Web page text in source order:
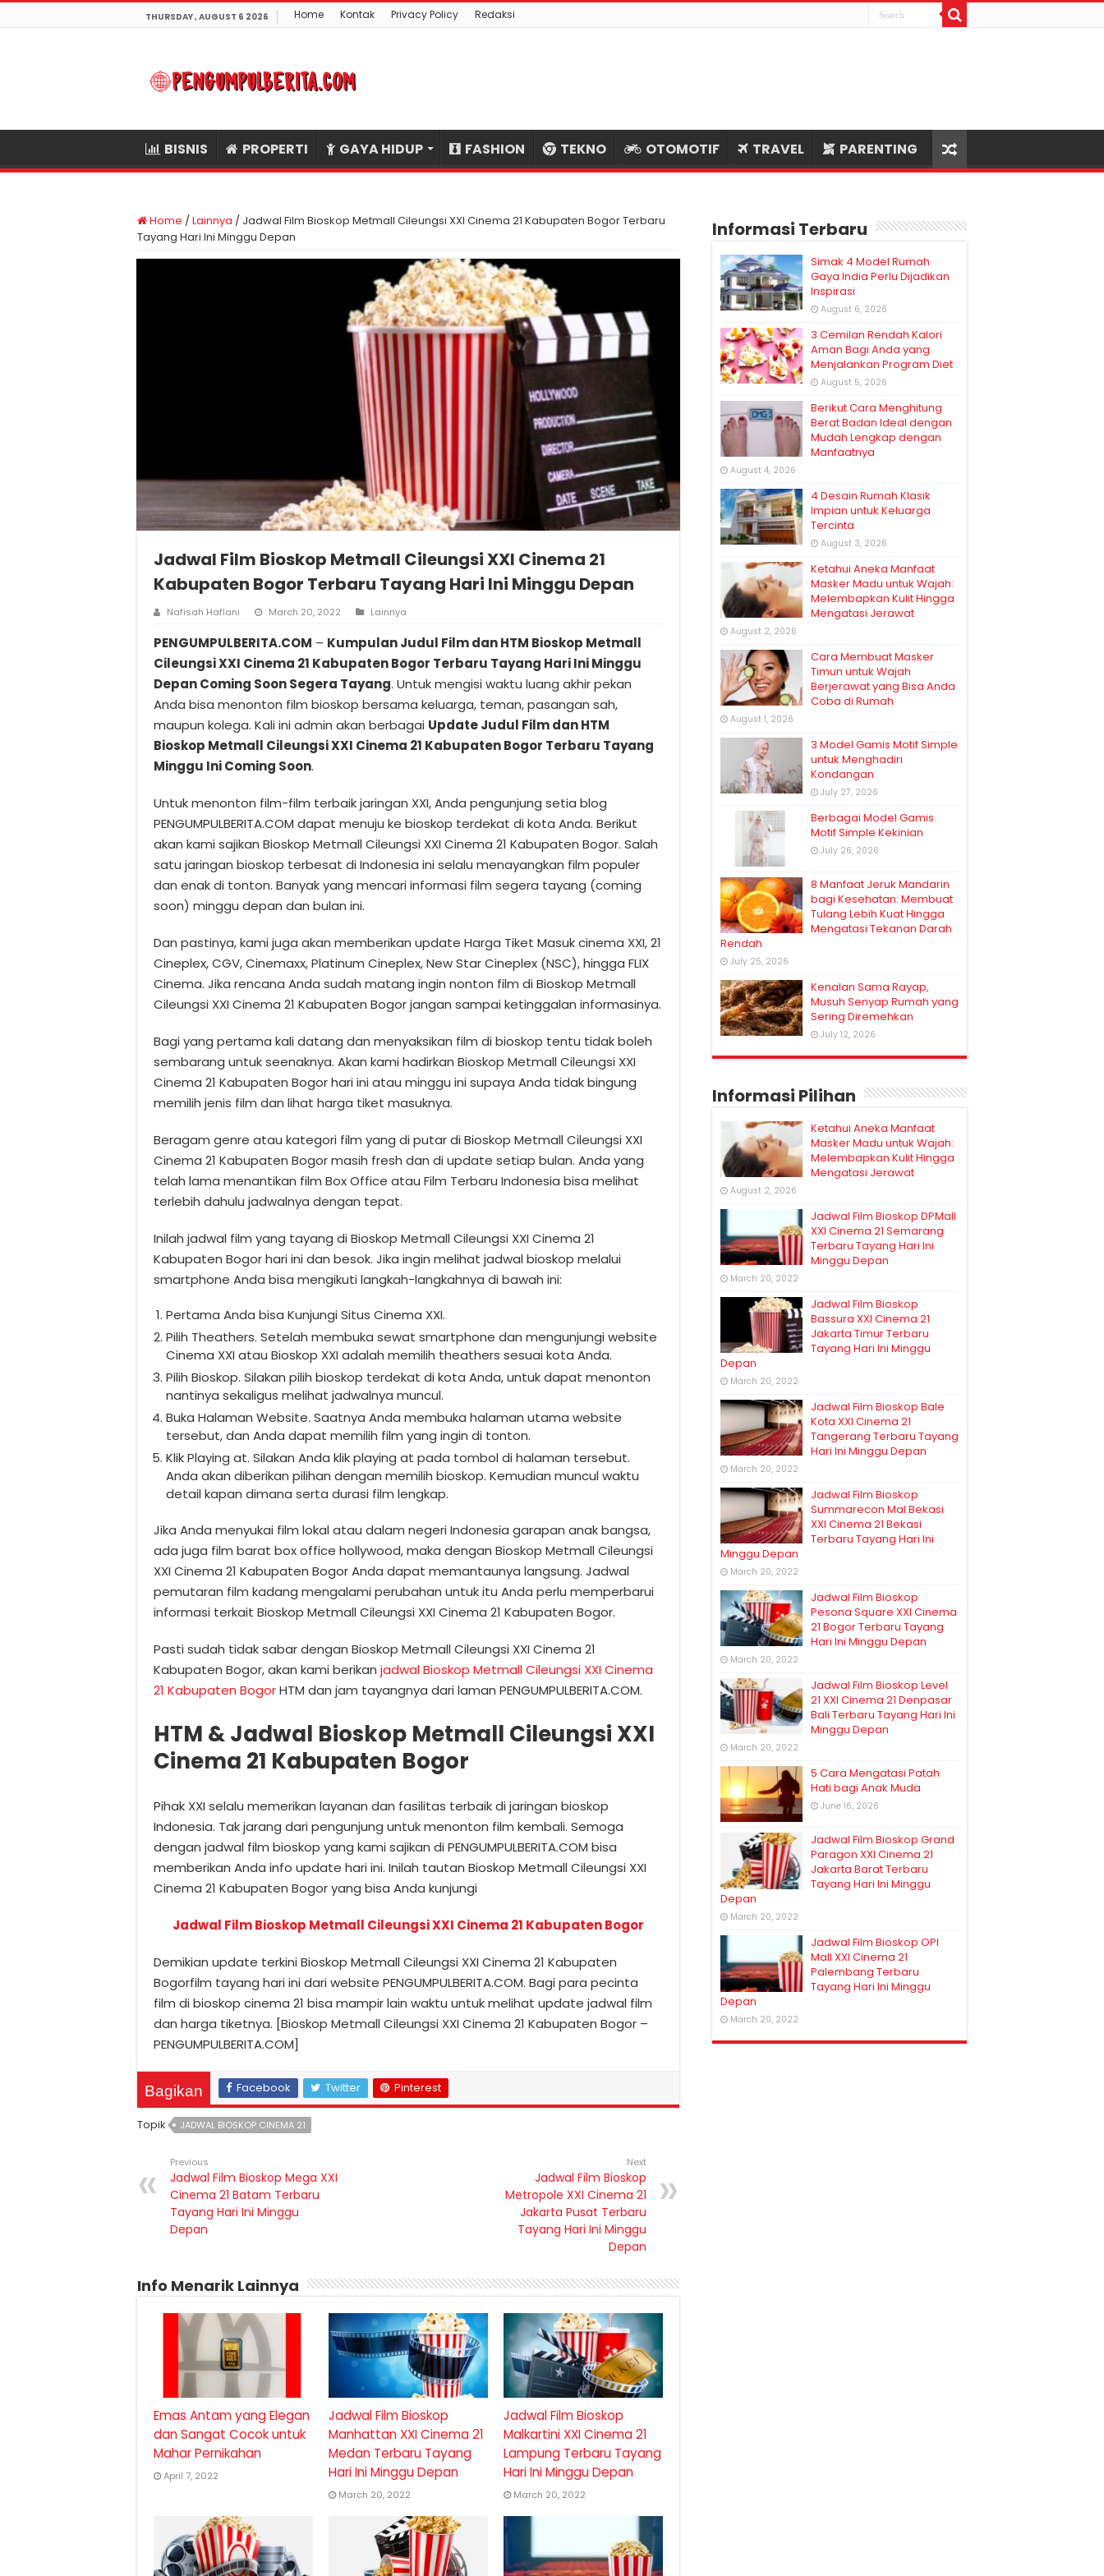
THURSDAY , AUGUST 6 2026 Home Kontak Privacy Policy Redaksi
BISNIS PROPERTI GAYA HIDUP FASHION TEKNO OTOMOTIF TRAVEL PARENTING
Home /Lainnya / Jadwal Film Bioskop Metmall Cileungsi XXI Cinema 21 Kabupaten Bogor Terbaru
Tayang Hari Ini Minggu Depan
Jadwal Film Bioskop Metmall Cileungsi XXI Cinema 21
Kabupaten Bogor Terbaru Tayang Hari Ini Minggu Depan
Nafisah Haflani March 20, 2022 Lainnya
PENGUMPULBERITA.COM – Kumpulan Judul Film dan HTM Bioskop Metmall
Cileungsi XXI Cinema 21 Kabupaten Bogor Terbaru Tayang Hari Ini Minggu
Depan Coming Soon Segera Tayang. Untuk mengisi waktu luang akhir pekan
Anda bisa menonton film bioskop bersama keluarga, teman, pasangan sah,
maupun kolega. Kali ini admin akan berbagai Update Judul Film dan HTM
Bioskop Metmall Cileungsi XXI Cinema 21 Kabupaten Bogor Terbaru Tayang
Minggu Ini Coming Soon.
Untuk menonton film-film terbaik jaringan XXI, Anda pengunjung setia blog
PENGUMPULBERITA.COM dapat menuju ke bioskop terdekat di kota Anda. Berikut
akan kami sajikan Bioskop Metmall Cileungsi XXI Cinema 21 Kabupaten Bogor. Salah
satu jaringan bioskop terbesat di Indonesia ini selalu menayangkan film populer
dan enak di tonton. Banyak yang mencari informasi film segera tayang (coming
soon) minggu depan dan bulan ini.
Dan pastinya, kami juga akan memberikan update Harga Tiket Masuk cinema XXI, 21
Cineplex, CGV, Cinemaxx, Platinum Cineplex, New Star Cineplex (NSC), hingga FLIX
Cinema. Jika rencana Anda sudah matang ingin nonton film di Bioskop Metmall
Cileungsi XXI Cinema 21 Kabupaten Bogor jangan sampai ketinggalan informasinya.
Bagi yang pertama kali datang dan menyaksikan film di bioskop tentu tidak boleh
sembarang untuk seenaknya. Akan kami hadirkan Bioskop Metmall Cileungsi XXI
Cinema 21 Kabupaten Bogor hari ini atau minggu ini supaya Anda tidak bingung
memilih jenis film dan lihat harga tiket masuknya.
Beragam genre atau kategori film yang di putar di Bioskop Metmall Cileungsi XXI
Cinema 21 Kabupaten Bogor masih fresh dan di update setiap bulan. Anda yang
telah lama menantikan film Box Office atau Film Terbaru Indonesia bisa melihat
terlebih dahulu jadwalnya dengan tepat.
Inilah jadwal film yang tayang di Bioskop Metmall Cileungsi XXI Cinema 21
Kabupaten Bogor hari ini dan besok. Jika ingin melihat jadwal bioskop melalui
smartphone Anda bisa mengikuti langkah-langkahnya di bawah ini:
Pertama Anda bisa Kunjungi Situs Cinema XXI.
Pilih Theathers. Setelah membuka sewat smartphone dan mengunjungi website
Cinema XXI atau Bioskop XXI adalah memilih theathers sesuai kota Anda.
Pilih Bioskop. Silakan pilih bioskop terdekat di kota Anda, untuk dapat menonton
nantinya sekaligus melihat jadwalnya muncul.
Buka Halaman Website. Saatnya Anda membuka halaman utama website
tersebut, dan Anda dapat memilih film yang ingin di tonton.
Klik Playing at. Silakan Anda klik playing at pada tombol di halaman tersebut.
Anda akan diberikan pilihan dengan memilih bioskop. Kemudian muncul waktu
detail kapan dimana serta durasi film lengkap.
Jika Anda menyukai film lokal atau dalam negeri Indonesia garapan anak bangsa,
ada juga film barat box office hollywood, maka dengan Bioskop Metmall Cileungsi
XXI Cinema 21 Kabupaten Bogor Anda dapat memantaunya langsung. Jadwal
pemutaran film kadang mengalami perubahan untuk itu Anda perlu memperbarui
informasi terkait Bioskop Metmall Cileungsi XXI Cinema 21 Kabupaten Bogor.
Pasti sudah tidak sabar dengan Bioskop Metmall Cileungsi XXI Cinema 21
Kabupaten Bogor, akan kami berikan jadwal Bioskop Metmall Cileungsi XXI Cinema
21 Kabupaten BogorHTM dan jam tayangnya dari laman PENGUMPULBERITA.COM.
HTM & Jadwal Bioskop Metmall Cileungsi XXI
Cinema 21 Kabupaten Bogor
Pihak XXI selalu memerikan layanan dan fasilitas terbaik di jaringan bioskop
Indonesia. Tak jarang dari pengunjung untuk menonton film kembali. Semoga
dengan jadwal film bioskop yang kami sajikan di PENGUMPULBERITA.COM bisa
memberikan Anda info update hari ini. Inilah tautan Bioskop Metmall Cileungsi XXI
Cinema 21 Kabupaten Bogor yang bisa Anda kunjungi
Jadwal Film Bioskop Metmall Cileungsi XXI Cinema 21 Kabupaten Bogor
Demikian update terkini Bioskop Metmall Cileungsi XXI Cinema 21 Kabupaten
Bogorfilm tayang hari ini dari website PENGUMPULBERITA.COM. Bagi para pecinta
film di bioskop cinema 21 bisa mampir lain waktu untuk melihat update jadwal film
dan harga tiketnya. [Bioskop Metmall Cileungsi XXI Cinema 21 Kabupaten Bogor –
PENGUMPULBERITA.COM]
Bagikan Facebook Twitter Pinterest
Topik JADWAL BIOSKOP CINEMA 21
Previous
Jadwal Film Bioskop Mega XXI
Cinema 21 Batam Terbaru
Tayang Hari Ini Minggu
Depan
Next
Jadwal Film Bioskop
Metropole XXI Cinema 21
Jakarta Pusat Terbaru
Tayang Hari Ini Minggu
Depan
Info Menarik Lainnya
Emas Antam yang Elegan
dan Sangat Cocok untuk
Mahar Pernikahan
April 7, 2022
Jadwal Film Bioskop
Manhattan XXI Cinema 21
Medan Terbaru Tayang
Hari Ini Minggu Depan
March 20, 2022
Jadwal Film Bioskop
Malkartini XXI Cinema 21
Lampung Terbaru Tayang
Hari Ini Minggu Depan
March 20, 2022
Informasi Terbaru
Simak 4 Model Rumah
Gaya India Perlu Dijadikan
Inspirasi
August 6, 2026
3 Cemilan Rendah Kalori
Aman Bagi Anda yang
Menjalankan Program Diet
August 5, 2026
Berikut Cara Menghitung
Berat Badan Ideal dengan
Mudah Lengkap dengan
Manfaatnya
August 4, 2026
4 Desain Rumah Klasik
Impian untuk Keluarga
Tercinta
August 3, 2026
Ketahui Aneka Manfaat
Masker Madu untuk Wajah:
Melembapkan Kulit Hingga
Mengatasi Jerawat
August 2, 2026
Cara Membuat Masker
Timun untuk Wajah
Berjerawat yang Bisa Anda
Coba di Rumah
August 1, 2026
3 Model Gamis Motif Simple
untuk Menghadiri
Kondangan
July 27, 2026
Berbagai Model Gamis
Motif Simple Kekinian
July 26, 2026
8 Manfaat Jeruk Mandarin
bagi Kesehatan: Membuat
Tulang Lebih Kuat Hingga
Mengatasi Tekanan Darah
Rendah
July 25, 2026
Kenalan Sama Rayap,
Musuh Senyap Rumah yang
Sering Diremehkan
July 12, 2026
Informasi Pilihan
Ketahui Aneka Manfaat
Masker Madu untuk Wajah:
Melembapkan Kulit Hingga
Mengatasi Jerawat
August 2, 2026
Jadwal Film Bioskop DPMall
XXI Cinema 21 Semarang
Terbaru Tayang Hari Ini
Minggu Depan
March 20, 2022
Jadwal Film Bioskop
Bassura XXI Cinema 21
Jakarta Timur Terbaru
Tayang Hari Ini Minggu
Depan
March 20, 2022
Jadwal Film Bioskop Bale
Kota XXI Cinema 21
Tangerang Terbaru Tayang
Hari Ini Minggu Depan
March 20, 2022
Jadwal Film Bioskop
Summarecon Mal Bekasi
XXI Cinema 21 Bekasi
Terbaru Tayang Hari Ini
Minggu Depan
March 20, 2022
Jadwal Film Bioskop
Pesona Square XXI Cinema
21 Bogor Terbaru Tayang
Hari Ini Minggu Depan
March 20, 2022
Jadwal Film Bioskop Level
21 XXI Cinema 21 Denpasar
Bali Terbaru Tayang Hari Ini
Minggu Depan
March 20, 2022
5 Cara Mengatasi Patah
Hati bagi Anak Muda
June 16, 2026
Jadwal Film Bioskop Grand
Paragon XXI Cinema 21
Jakarta Barat Terbaru
Tayang Hari Ini Minggu
Depan
March 20, 2022
Jadwal Film Bioskop OPI
Mall XXI Cinema 21
Palembang Terbaru
Tayang Hari Ini Minggu
Depan
March 20, 2022